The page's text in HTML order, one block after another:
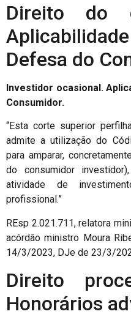
Direito do
Defesa do
Investidor ocasional.
Consumidor.
“Esta corte superior
admite a utilização do
para amparar,
do consumidor
atividade de
profissional.”
REsp 2.021.711, relatora
acórdão ministro Moura
14/3/2023, DJe de 23/3/
Direito
Honorários